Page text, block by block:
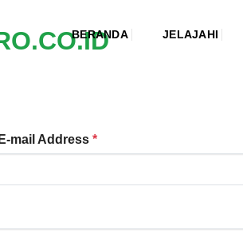
BERANDA JELAJAHI
mail Address *